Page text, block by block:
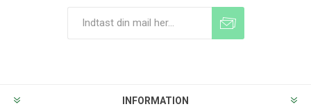
INFORMATION